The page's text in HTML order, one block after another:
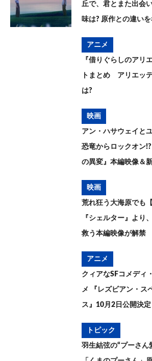
丘で、君とまた出会
味は? 原作との違い
アニメ
『借りぐらしのアリ
トまとめ アリエッ
は?
映画
アン・ハサウェイと
恐竜からロックオン
の異変』本編映像＆
映画
荒れ狂う大海原でも
『シェルター』より
救う本編映像が解禁
アニメ
クィアなSFコメディ
メ 『レズビアン・ス
ス』10月2日公開決定
トピック
羽生結弦の“プーさん